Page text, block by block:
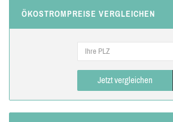
ÖKOSTROMPREISE VERGLEICHEN
Jetzt vergleichen